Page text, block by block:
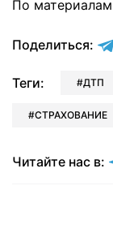
По материалам
Поделиться:
Теги: ДТП
СТРАХОВАНИЕ
Читайте нас в: